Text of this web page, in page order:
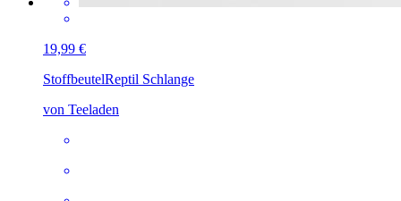
19,99 €
StoffbeutelReptil Schlange
von Teeladen